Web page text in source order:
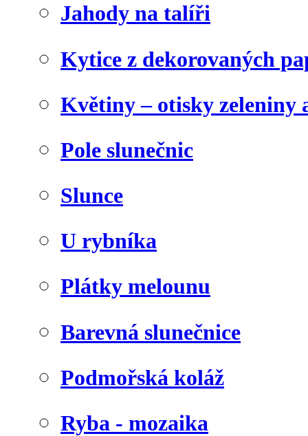
Jahody na talíři
Kytice z dekorovaných
Květiny – otisky zeleniny
Pole slunečnic
Slunce
U rybníka
Plátky melounu
Barevná slunečnice
Podmořská koláž
Ryba - mozaika